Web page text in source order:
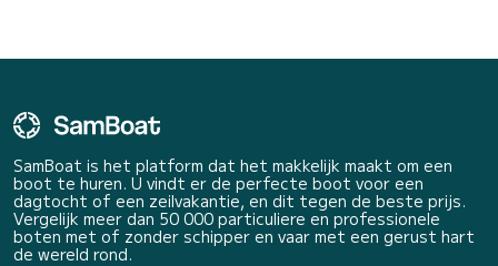
SamBoat is het platform dat het makkelijk maakt om een
boot te huren. U vindt er de perfecte boot voor een
dagtocht of een zeilvakantie, en dit tegen de beste prijs.
Vergelijk meer dan 50 000 particuliere en professionele
boten met of zonder schipper en vaar met een gerust hart
de wereld rond.